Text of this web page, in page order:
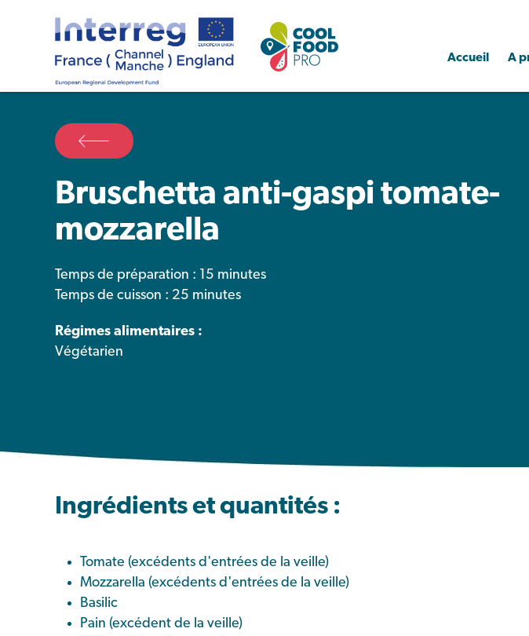
Accueil A
Bruschetta anti-gaspi tomate-
mozzarella
Temps de préparation : 15 minutes
Temps de cuisson : 25 minutes
Régimes alimentaires :
Végétarien
Ingrédients et quantités :
Tomate (excédents d'entrées de la veille)
Mozzarella (excédents d'entrées de la veille)
Basilic
Pain (excédent de la veille)